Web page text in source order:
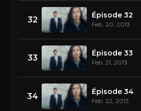
32 Épisode 32
Feb. 20, 2013
33 Épisode 33
Feb. 21, 2013
34 Épisode 34
Feb. 22, 2013